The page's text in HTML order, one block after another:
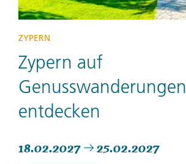
ZYPERN
Zypern auf
Genusswanderungen
entdecken
18.02.2027 25.02.2027